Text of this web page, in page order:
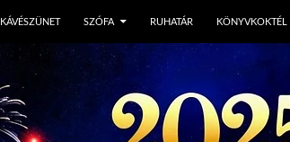
KÁVÉSZÜNET SZÓFA RUHATÁR KÖNYVKOKTÉL